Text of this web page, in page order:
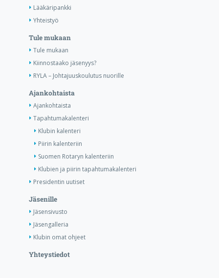
Lääkäripankki
Yhteistyö
Tule mukaan
Tule mukaan
Kiinnostaako jäsenyys?
RYLA – Johtajuuskoulutus nuorille
Ajankohtaista
Ajankohtaista
Tapahtumakalenteri
Klubin kalenteri
Piirin kalenteriin
Suomen Rotaryn kalenteriin
Klubien ja piirin tapahtumakalenteri
Presidentin uutiset
Jäsenille
Jäsensivusto
Jäsengalleria
Klubin omat ohjeet
Yhteystiedot